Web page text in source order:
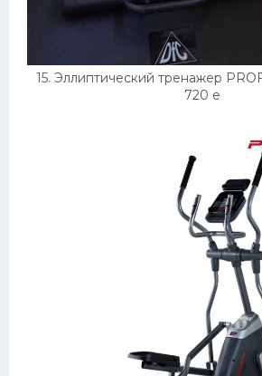
15. Эллиптический тренажер
720 e